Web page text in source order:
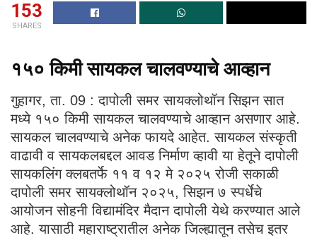
153
SHARES
१५० किमी सायकल चालवण्याचे आव्हान
गुहागर, ता. 09 : दापोली समर सायक्लोथॉन सिझन सात
मध्ये १५० किमी सायकल चालवण्याचे आव्हान असणार आहे.
सायकल चालवण्याचे अनेक फायदे आहेत. सायकल संस्कृती
वाढावी व सायकलबद्दल आवड निर्माण व्हावी या हेतूने दापोली
सायकलिंग क्लबतर्फे ११ व १२ मे २०२५ रोजी सकाळी
दापोली समर सायक्लोथॉन २०२५, सिझन ७ स्पर्धेचे
आयोजन सोहनी विद्यामंदिर मैदान दापोली येथे करण्यात आले
आहे. यासाठी महाराष्ट्रातील अनेक जिल्ह्यातून तसेच इतर